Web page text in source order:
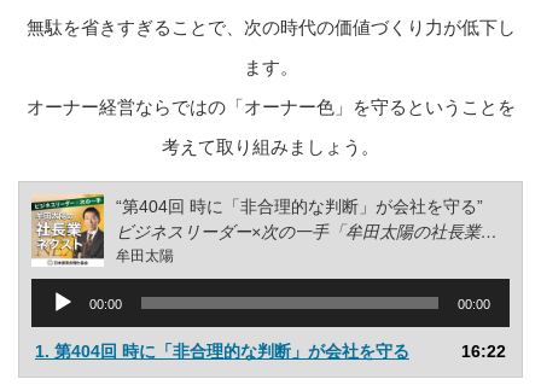
無駄を省きすぎることで、次の時代の価値づくり力が低下し
ます。
オーナー経営ならではの「オーナー色」を守るということを
考えて取り組みましょう。
“第404回 時に「非合理的な判断」が会社を守る”
ビジネスリーダー×次の一手「牟田太陽の社長業ネクスト」
牟田太陽
レ
00:00 00:00
1. 第404回 時に「非合理的な判断」が会社を守る 16:22